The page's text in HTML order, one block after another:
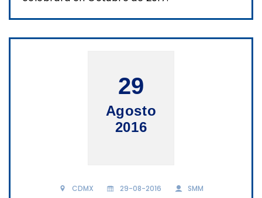
29
Agosto
2016
CDMX 29-08-2016 SMM